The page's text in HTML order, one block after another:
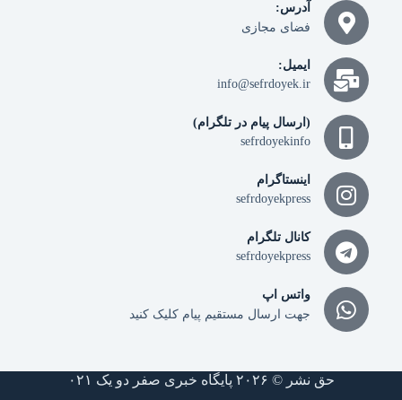
آدرس:
فضای مجازی
ایمیل:
info@sefrdoyek.ir
(ارسال پیام در تلگرام)
sefrdoyekinfo
اینستاگرام
sefrdoyekpress
کانال تلگرام
sefrdoyekpress
واتس اپ
جهت ارسال مستقیم پیام کلیک کنید
حق نشر © ۲۰۲۶ پایگاه خبری صفر دو یک ۰۲۱